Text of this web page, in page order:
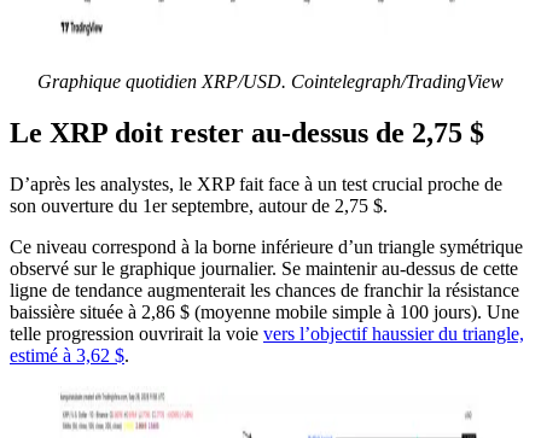
Graphique quotidien XRP/USD. Cointelegraph/TradingView
Le XRP doit rester au-dessus de 2,75 $
D’après les analystes, le XRP fait face à un test crucial proche de
son ouverture du 1er septembre, autour de 2,75 $.
Ce niveau correspond à la borne inférieure d’un triangle symétrique
observé sur le graphique journalier. Se maintenir au-dessus de cette
ligne de tendance augmenterait les chances de franchir la résistance
baissière située à 2,86 $ (moyenne mobile simple à 100 jours). Une
telle progression ouvrirait la voie vers l’objectif haussier du triangle,
estimé à 3,62 $.